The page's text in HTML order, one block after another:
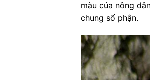
màu của nông
chung số phận.